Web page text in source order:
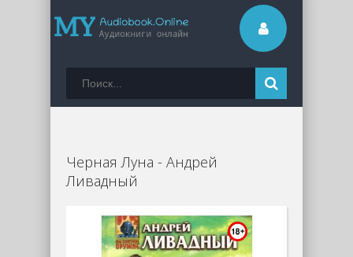
Черная Луна - Андрей
Ливадный